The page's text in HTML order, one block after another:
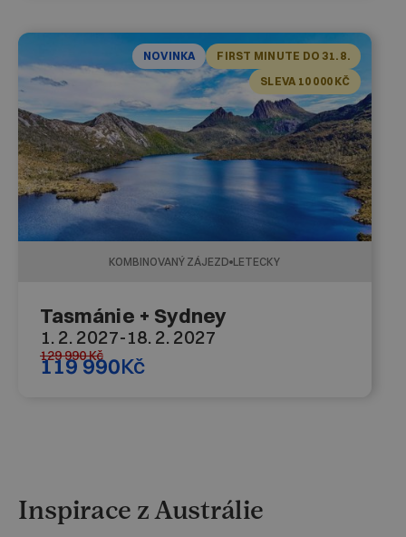
NOVINKA
FIRST MINUTE DO 31. 8.
SLEVA 10 000 KČ
KOMBINOVANÝ ZÁJEZD LETECKY
Tasmánie + Sydney
1. 2. 2027-18. 2. 2027
129 990Kč
119 990Kč
Inspirace z Austrálie